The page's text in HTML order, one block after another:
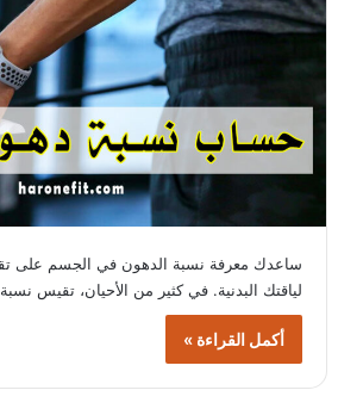
ساعدك معرفة نسبة الدهون في الجسم على
لياقتك البدنية. في كثير من الأحيان، تقيس
أكمل القراءة »